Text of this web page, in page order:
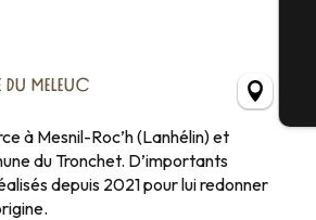
DU MELEUC
à Mesnil-Roc’h (Lanhélin) et
du Tronchet. D’importants
depuis 2021 pour lui redonner